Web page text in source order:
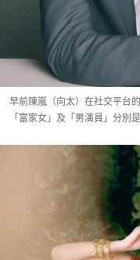
早前陳嵐（向太）在社交平台
「富家女」及「男演員」分別